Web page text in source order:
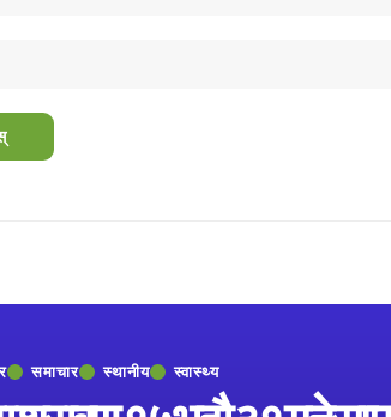
समाचार स्थानीय स्वास्थ्य